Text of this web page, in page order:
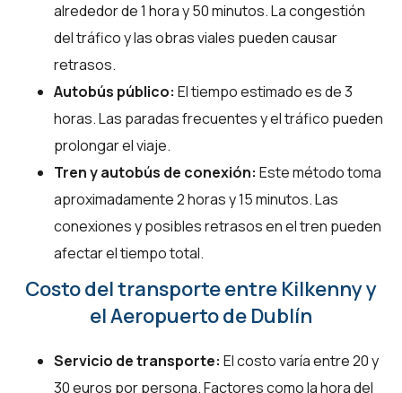
alrededor de 1 hora y 50 minutos. La congestión
del tráfico y las obras viales pueden causar
retrasos.
Autobús público: El tiempo estimado es de 3
horas. Las paradas frecuentes y el tráfico pueden
prolongar el viaje.
Tren y autobús de conexión: Este método toma
aproximadamente 2 horas y 15 minutos. Las
conexiones y posibles retrasos en el tren pueden
afectar el tiempo total.
Costo del transporte entre Kilkenny y
el Aeropuerto de Dublín
Servicio de transporte: El costo varía entre 20 y
30 euros por persona. Factores como la hora del